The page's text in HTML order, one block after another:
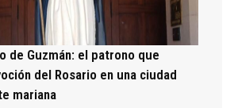
de Guzmán: el patrono que
del Rosario en una ciudad
mariana